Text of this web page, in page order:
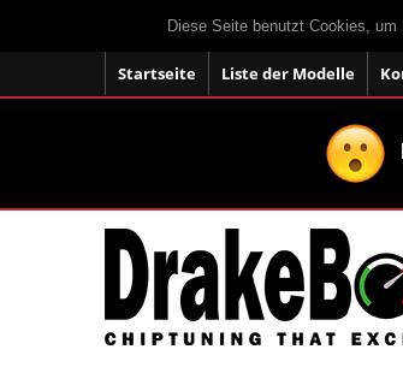
Diese Seite benutzt Cookies,
Startseite Liste der Modelle